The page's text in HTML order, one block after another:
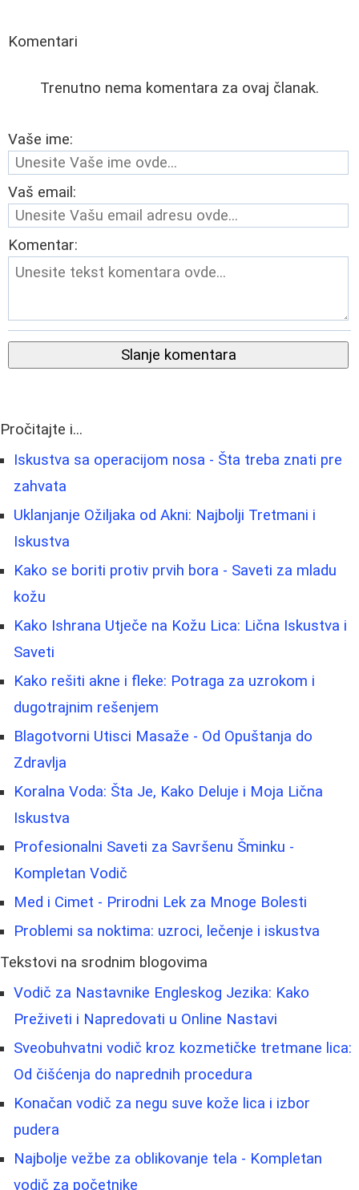
Komentari
Trenutno nema komentara za ovaj članak.
Vaše ime:
Vaš email:
Komentar:
Slanje komentara
Pročitajte i...
Iskustva sa operacijom nosa - Šta treba znati pre
zahvata
Uklanjanje Ožiljaka od Akni: Najbolji Tretmani i
Iskustva
Kako se boriti protiv prvih bora - Saveti za mladu
kožu
Kako Ishrana Utječe na Kožu Lica: Lična Iskustva i
Saveti
Kako rešiti akne i fleke: Potraga za uzrokom i
dugotrajnim rešenjem
Blagotvorni Utisci Masaže - Od Opuštanja do
Zdravlja
Koralna Voda: Šta Je, Kako Deluje i Moja Lična
Iskustva
Profesionalni Saveti za Savršenu Šminku -
Kompletan Vodič
Med i Cimet - Prirodni Lek za Mnoge Bolesti
Problemi sa noktima: uzroci, lečenje i iskustva
Tekstovi na srodnim blogovima
Vodič za Nastavnike Engleskog Jezika: Kako
Preživeti i Napredovati u Online Nastavi
Sveobuhvatni vodič kroz kozmetičke tretmane lica:
Od čišćenja do naprednih procedura
Konačan vodič za negu suve kože lica i izbor
pudera
Najbolje vežbe za oblikovanje tela - Kompletan
vodič za početnike